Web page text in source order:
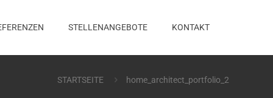
STELLENANGEBOTE KONTAKT
STARTSEITE home_architect_portfolio_2